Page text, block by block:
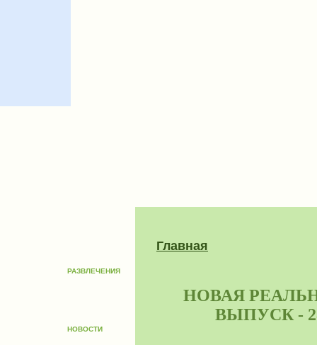
РАЗВЛЕЧЕНИЯ
НОВОСТИ
Главная
НОВАЯ
ВЫПУСК -